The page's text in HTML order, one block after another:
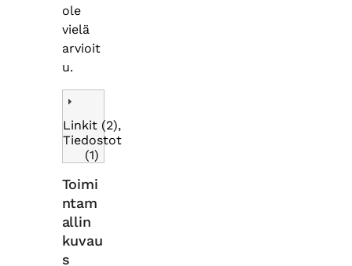
ole
vielä
arvioit
u.
Linkit (2),
Tiedostot
(1)
Toimi
ntam
allin
kuvau
s